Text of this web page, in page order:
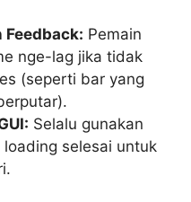
Pemain
nge-lag jika tidak
(seperti bar yang
Selalu gunakan
loading selesai untuk